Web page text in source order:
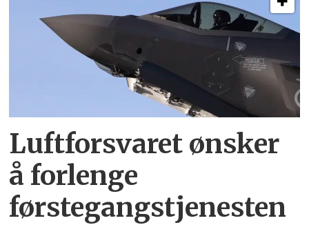
Luftforsvaret ønsker
å forlenge
førstegangstjenesten